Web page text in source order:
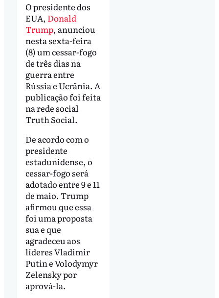
O presidente dos
EUA, Donald
Trump, anunciou
nesta sexta-feira
(8) um cessar-fogo
de três dias na
guerra entre
Rússia e Ucrânia. A
publicação foi feita
na rede social
Truth Social.
De acordo com o
presidente
estadunidense, o
cessar-fogo será
adotado entre 9 e 11
de maio. Trump
afirmou que essa
foi uma proposta
sua e que
agradeceu aos
líderes Vladimir
Putin e Volodymyr
Zelensky por
aprová-la.